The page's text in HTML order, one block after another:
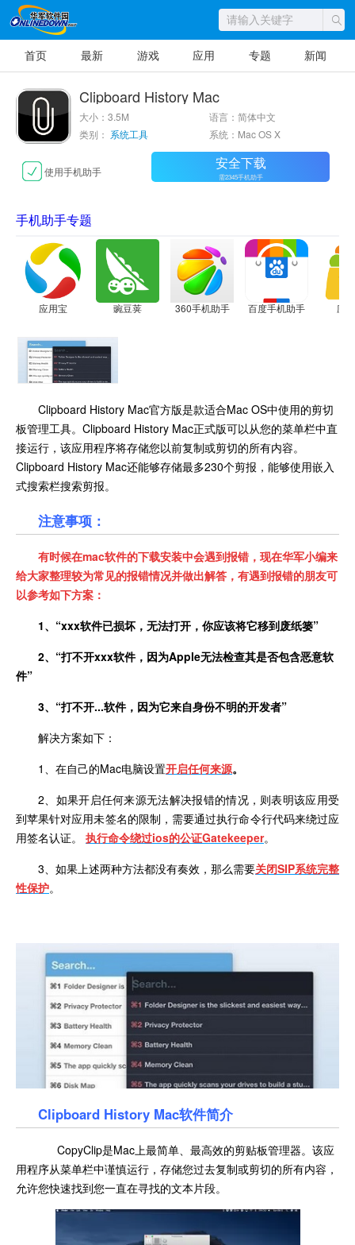
首页 最新 游戏 应用 专题 新闻
Clipboard History Mac
大小：3.5M
语言：简体中文
类别： 系统工具 系统：Mac OS X
使用手机助手 安全下载
需2345手机助手
手机助手专题
应用宝 豌豆荚 360手机助手 百度手机助手 应
Clipboard History Mac官方版是款适合Mac OS中使用的剪切
板管理工具。Clipboard History Mac正式版可以从您的菜单栏中直
接运行，该应用程序将存储您以前复制或剪切的所有内容。
Clipboard History Mac还能够存储最多230个剪报，能够使用嵌入
式搜索栏搜索剪报。
注意事项：
有时候在mac软件的下载安装中会遇到报错，现在华军小编来
给大家整理较为常见的报错情况并做出解答，有遇到报错的朋友可
以参考如下方案：
1、“xxx软件已损坏，无法打开，你应该将它移到废纸篓”
2、“打不开xxx软件，因为Apple无法检查其是否包含恶意软
件”
3、“打不开...软件，因为它来自身份不明的开发者”
解决方案如下：
1、在自己的Mac电脑设置开启任何来源。
2、如果开启任何来源无法解决报错的情况，则表明该应用受
到苹果针对应用未签名的限制，需要通过执行命令行代码来绕过应
用签名认证。 执行命令绕过ios的公证Gatekeeper。
3、如果上述两种方法都没有奏效，那么需要关闭SIP系统完整
性保护。
Clipboard History Mac软件简介
CopyClip是Mac上最简单、最高效的剪贴板管理器。该应
用程序从菜单栏中谨慎运行，存储您过去复制或剪切的所有内容，
允许您快速找到您一直在寻找的文本片段。